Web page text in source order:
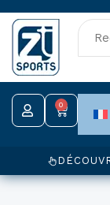
Aller
au
contenu
0
Panier